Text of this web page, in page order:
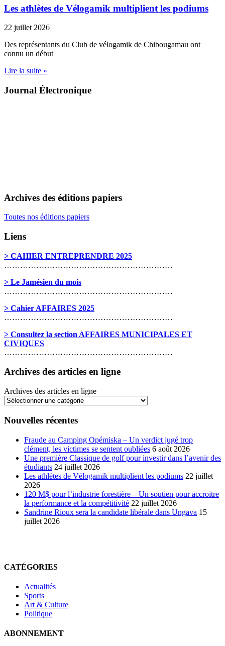
Les athlètes de Vélogamik multiplient les podiums
22 juillet 2026
Des représentants du Club de vélogamik de Chibougamau ont
connu un début
Lire la suite »
Journal Électronique
Archives des éditions papiers
Toutes nos éditions papiers
Liens
> CAHIER ENTREPRENDRE 2025
………………………………………………………
> Le Jamésien du mois
………………………………………………………
> Cahier AFFAIRES 2025
………………………………………………………
> Consultez la section AFFAIRES MUNICIPALES ET
CIVIQUES
………………………………………………………
Archives des articles en ligne
Archives des articles en ligne
Nouvelles récentes
Fraude au Camping Opémiska – Un verdict jugé trop
clément, les victimes se sentent oubliées 6 août 2026
Une première Classique de golf pour investir dans l’avenir des
étudiants 24 juillet 2026
Les athlètes de Vélogamik multiplient les podiums 22 juillet
2026
120 M$ pour l’industrie forestière – Un soutien pour accroitre
la performance et la compétitivité 22 juillet 2026
Sandrine Rioux sera la candidate libérale dans Ungava 15
juillet 2026
CATÉGORIES
Actualités
Sports
Art & Culture
Politique
ABONNEMENT